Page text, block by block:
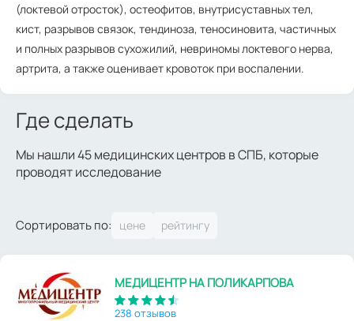
(локтевой отросток), остеофитов, внутрисуставных тел,
кист, разрывов связок, тендиноза, теносиновита, частичных
и полных разрывов сухожилий, невриномы локтевого нерва,
артрита, а также оценивает кровоток при воспалении.
Где сделать
Мы нашли 45 медицинских центров в СПБ, которые
проводят исследование
Сортировать по:
МЕДИЦЕНТР НА ПОЛИКАРПОВА
238 отзывов